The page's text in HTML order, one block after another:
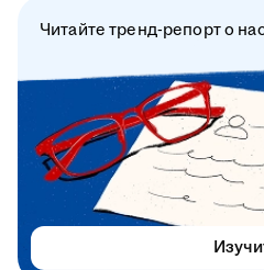
Читайте тренд-репорт о